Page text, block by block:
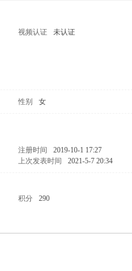
视频认证 未认证
性别 女
注册时间 2019-10-1 17:27
上次发表时间 2021-5-7 20:34
积分 290